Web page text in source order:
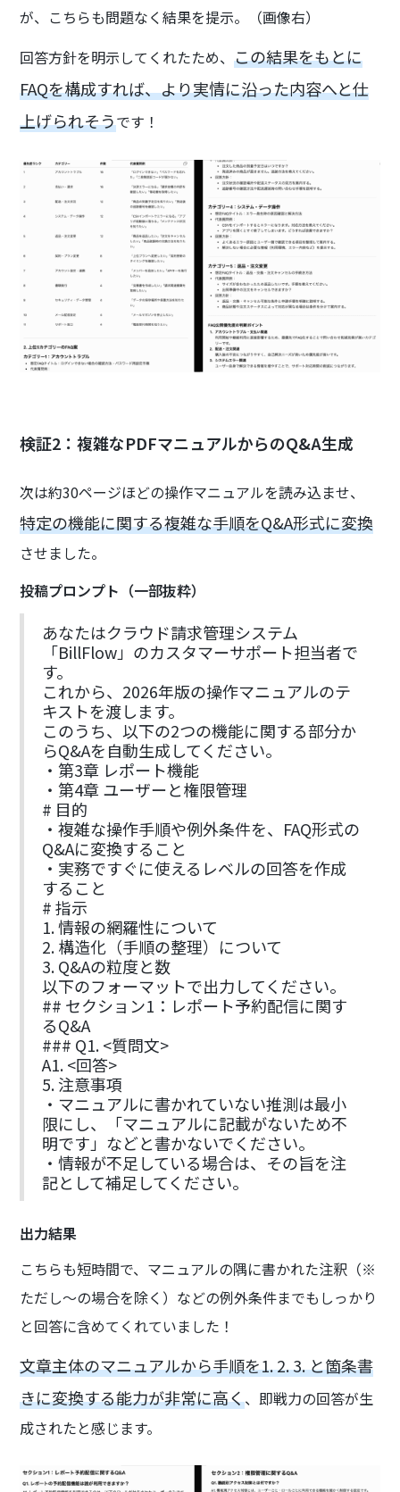
が、こちらも問題なく結果を提示。（画像右）
回答方針を明示してくれたため、この結果をもとに
FAQを構成すれば、より実情に沿った内容へと仕
上げられそうです！
検証2：複雑なPDFマニュアルからのQ&A生成
次は約30ページほどの操作マニュアルを読み込ませ、
特定の機能に関する複雑な手順をQ&A形式に変換
させました。
投稿プロンプト（一部抜粋）
あなたはクラウド請求管理システム
「BillFlow」のカスタマーサポート担当者で
す。
これから、2026年版の操作マニュアルのテ
キストを渡します。
このうち、以下の2つの機能に関する部分か
らQ&Aを自動生成してください。
・第3章 レポート機能
・第4章 ユーザーと権限管理
# 目的
・複雑な操作手順や例外条件を、FAQ形式の
Q&Aに変換すること
・実務ですぐに使えるレベルの回答を作成
すること
# 指示
1. 情報の網羅性について
2. 構造化（手順の整理）について
3. Q&Aの粒度と数
以下のフォーマットで出力してください。
## セクション1：レポート予約配信に関す
るQ&A
### Q1. <質問文>
A1. <回答>
5. 注意事項
・マニュアルに書かれていない推測は最小
限にし、「マニュアルに記載がないため不
明です」などと書かないでください。
・情報が不足している場合は、その旨を注
記として補足してください。
出力結果
こちらも短時間で、マニュアルの隅に書かれた注釈（※
ただし〜の場合を除く）などの例外条件までもしっかり
と回答に含めてくれていました！
文章主体のマニュアルから手順を1. 2. 3. と箇条書
きに変換する能力が非常に高く、即戦力の回答が生
成されたと感じます。